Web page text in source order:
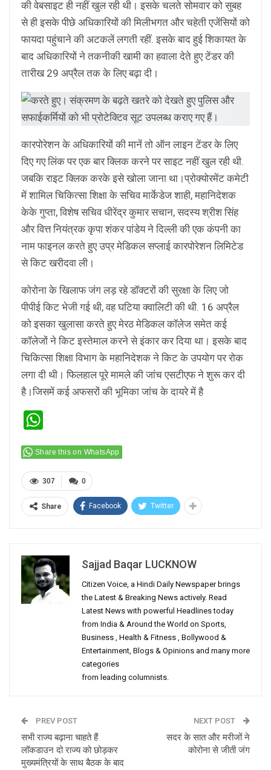
की वेबसाइट ही नहीं खुल रही थी। इसके चलते सोमवार को सुबह
से ही इसके पीछे अधिकारियों की मिलीभगत और चहेती एजेंसियों को
फायदा पहुंचाने की अटकलें लगती रहीं. इसके बाद हुई शिकायत के
बाद अधिकारियों ने तकनीकी खामी का हवाला देते हुए टेंडर की
तारीख 29 अप्रैल तक के लिए बढ़ा दी।
कारपोरेशन के अधिकारियों की मानें तो ऑन लाइन टेंडर के लिए
दिए गए लिंक पर एक बार क्लिक करने पर साइट नहीं खुल रही थी.
जबकि राइट क्लिक करके इसे खोला जाना था।प्रोक्योरमेंट कमेटी
में शामिल चिकित्सा शिक्षा के सचिव मार्केडेज शाही, महानिदेशक
केके गुप्ता, विशेष सचिव धीरेंद्र कुमार सचान, सदस्य श्रीश सिंह
और वित्त नियंत्रक कृपा शंकर पांडेय ने दिल्ली की एक कंपनी का
नाम फाइनल करते हुए उप्र मेडिकल सप्लाई कारपोरेशन लिमिटेड
से किट खरीदवा ली।
कोरोना के खिलाफ जंग लड़ रहे डॉक्टरों की सुरक्षा के लिए जो
पीपीई किट भेजी गई थी, वह घटिया क्वालिटी की थी. 16 अप्रैल
को इसका खुलासा करते हुए मेरठ मेडिकल कॉलेज समेत कई
कॉलेजों ने किट इस्तेमाल करने से इंकार कर दिया था। इसके बाद
चिकित्सा शिक्षा विभाग के महानिदेशक ने किट के उपयोग पर रोक
लगा दी थी। फिलहाल पूरे मामले की जांच एसटीएफ ने शुरू कर दी
है।जिसमें कई अफसरों की भूमिका जांच के दायरे में है
Share this on WhatsApp
0
307
Share Facebook Twitter
Sajjad Baqar LUCKNOW
Citizen Voice, a Hindi Daily Newspaper brings
the Latest & Breaking News actively. Read
Latest News with powerful Headlines today
from India & Around the World on Sports,
Business , Health & Fitness , Bollywood &
Entertainment, Blogs & Opinions and many more
categories
from leading columnists.
PREV POST
सभी राज्य बढ़ाना चाहते हैं
लॉकडाउन दो राज्य को छोड़कर
मुख्यमंत्रियों के साथ बैठक के बाद
NEXT POST
सदर के सात और मरीजों ने
कोरोना से जीती जंग